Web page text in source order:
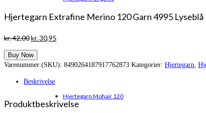
Hjertegarn Mohair 120
Hjertegarn Extrafine Merino 120 Garn 4995 Lyseblå
kr.42,00Den
pris
var:
kr.30,95
er:
Buy Now
Varenummer (SKU): 8490264187917762873 Kategorier: Hjertegarn,
Beskrivelse
Produktbeskrivelse